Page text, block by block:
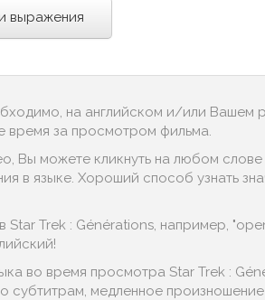
выражения
на английском и/или Вашем
время за просмотром фильма.
Вы можете кликнуть на любом слове
в языке. Хороший способ узнать
Star Trek : Générations, например,
во время просмотра Star Trek :
субтитрам, медленное произношение